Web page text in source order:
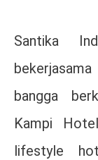
Santika
bangga
Kampi
lifestyle